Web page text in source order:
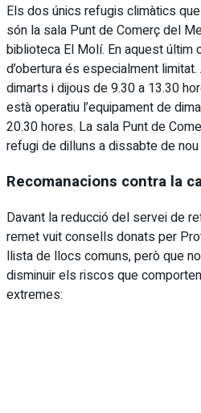
Els dos únics refugis climàtics
són la sala Punt de Comerç del
biblioteca El Molí. En aquest últim
d’obertura és especialment
dimarts i dijous de 9.30 a 13.30
està operatiu l’equipament de
20.30 hores. La sala Punt de
refugi de dilluns a dissabte de
Recomanacions contra la
Davant la reducció del servei de
remet vuit consells donats per
llista de llocs comuns, però que
disminuir els riscos que
extremes: